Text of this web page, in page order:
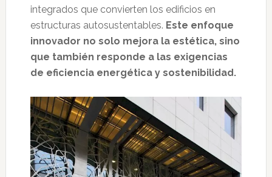
integrados que convierten los edificios en
estructuras autosustentables. Este enfoque
innovador no solo mejora la estética, sino
que también responde a las exigencias
de eficiencia energética y sostenibilidad.